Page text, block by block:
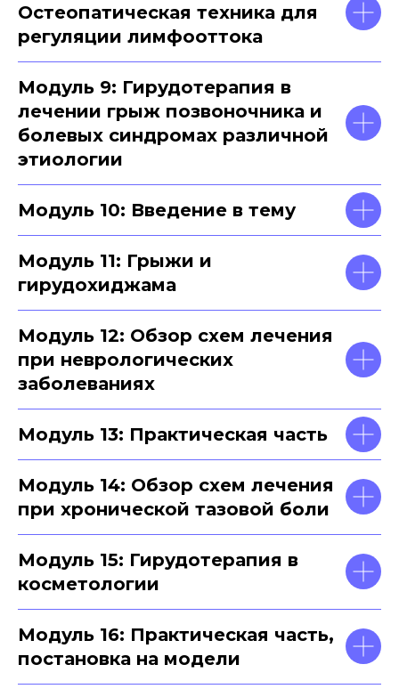
Остеопатическая техника для
регуляции лимфооттока
Модуль 9: Гирудотерапия в
лечении грыж позвоночника и
болевых синдромах различной
этиологии
Модуль 10: Введение в тему
Модуль 11: Грыжи и
гирудохиджама
Модуль 12: Обзор схем лечения
при неврологических
заболеваниях
Модуль 13: Практическая часть
Модуль 14: Обзор схем лечения
при хронической тазовой боли
Модуль 15: Гирудотерапия в
косметологии
Модуль 16: Практическая часть,
постановка на модели